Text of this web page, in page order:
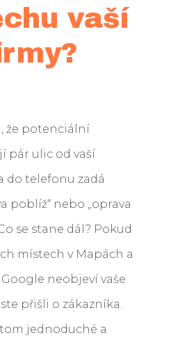
vaší
že potenciální
pár ulic od vaší
do telefonu zadá
poblíž“ nebo „oprava
se stane dál? Pokud
místech v Mapách a
neobjeví vaše
přišli o zákazníka.
jednoduché a